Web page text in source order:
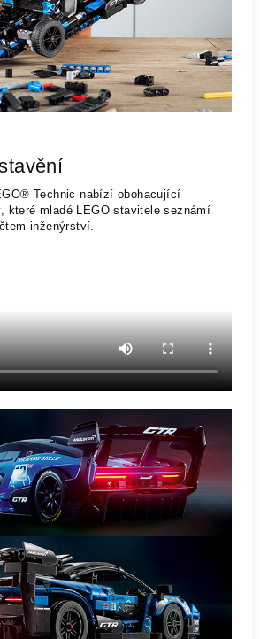
Technic nabízí obohacující
které mladé LEGO stavitele seznámí
inženýrství.